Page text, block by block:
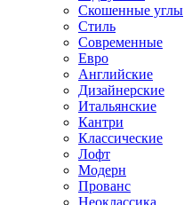
Скошенные углы
Стиль
Современные
Евро
Английские
Дизайнерские
Итальянские
Кантри
Классические
Лофт
Модерн
Прованс
Неоклассика